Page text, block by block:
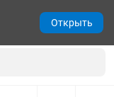
Открыть